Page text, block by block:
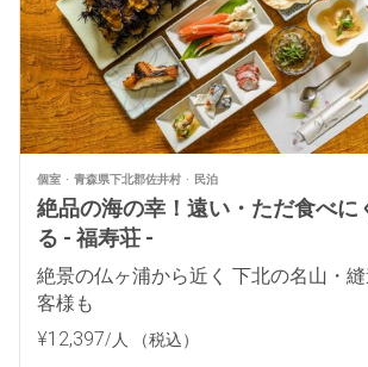
個室 青森県下北郡佐井村 民泊
絶品の海の幸！遠い・ただ食べに
る - 福寿荘 -
絶景の仏ヶ浦から近く 下北の名山・
客様も
¥12,397/人 （税込）